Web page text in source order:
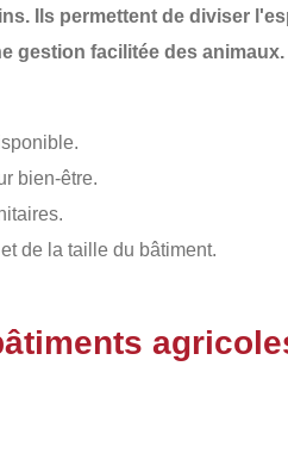
. Ils permettent de diviser
gestion facilitée des
bien-être.
de la taille du bâtiment.